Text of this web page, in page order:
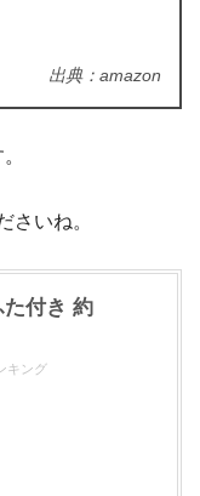
出典：amazon
さいね。
付き 約
キング